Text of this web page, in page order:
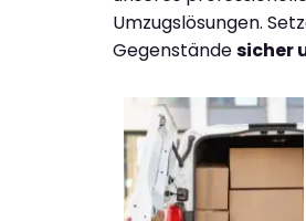
Umzugslösungen.
Gegenständesicher